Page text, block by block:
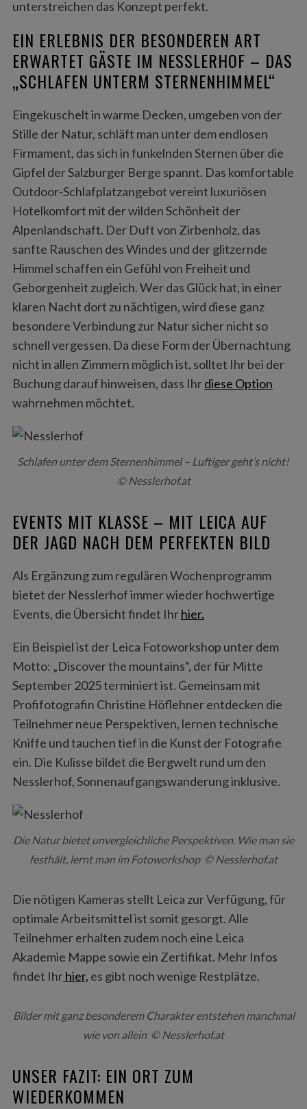
unterstreichen das Konzept perfekt.
EIN ERLEBNIS DER BESONDEREN ART
ERWARTET GÄSTE IM NESSLERHOF – DAS
„SCHLAFEN UNTERM STERNENHIMMEL“
Eingekuschelt in warme Decken, umgeben von der
Stille der Natur, schläft man unter dem endlosen
Firmament, das sich in funkelnden Sternen über die
Gipfel der Salzburger Berge spannt. Das komfortable
Outdoor-Schlafplatzangebot vereint luxuriösen
Hotelkomfort mit der wilden Schönheit der
Alpenlandschaft. Der Duft von Zirbenholz, das
sanfte Rauschen des Windes und der glitzernde
Himmel schaffen ein Gefühl von Freiheit und
Geborgenheit zugleich. Wer das Glück hat, in einer
klaren Nacht dort zu nächtigen, wird diese ganz
besondere Verbindung zur Natur sicher nicht so
schnell vergessen. Da diese Form der Übernachtung
nicht in allen Zimmern möglich ist, solltet Ihr bei der
Buchung darauf hinweisen, dass Ihrdiese Option
wahrnehmen möchtet.
Schlafen unter dem Sternenhimmel – Luftiger geht’s nicht!
© Nesslerhof.at
EVENTS MIT KLASSE – MIT LEICA AUF
DER JAGD NACH DEM PERFEKTEN BILD
Als Ergänzung zum regulären Wochenprogramm
bietet der Nesslerhof immer wieder hochwertige
Events, die Übersicht findet Ihrhier.
Ein Beispiel ist der Leica Fotoworkshop unter dem
Motto: „Discover the mountains“, der für Mitte
September 2025 terminiert ist. Gemeinsam mit
Profifotografin Christine Höflehner entdecken die
Teilnehmer neue Perspektiven, lernen technische
Kniffe und tauchen tief in die Kunst der Fotografie
ein. Die Kulisse bildet die Bergwelt rund um den
Nesslerhof, Sonnenaufgangswanderung inklusive.
Die Natur bietet unvergleichliche Perspektiven. Wie man sie
festhält, lernt man im Fotoworkshop © Nesslerhof.at
Die nötigen Kameras stellt Leica zur Verfügung, für
optimale Arbeitsmittel ist somit gesorgt. Alle
Teilnehmer erhalten zudem noch eine Leica
Akademie Mappe sowie ein Zertifikat. Mehr Infos
findet Ihrhier, es gibt noch wenige Restplätze.
Bilder mit ganz besonderem Charakter entstehen manchmal
wie von allein © Nesslerhof.at
UNSER FAZIT: EIN ORT ZUM
WIEDERKOMMEN